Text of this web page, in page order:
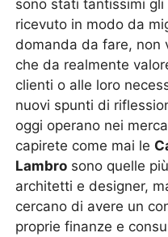
sono stati tantissimi
ricevuto in modo da
domanda da fare, non
che da realmente
clienti o alle loro
nuovi spunti di
oggi operano nei
capirete come mai le
Lambro sono quelle
architetti e designer,
cercano di avere un
proprie finanze e